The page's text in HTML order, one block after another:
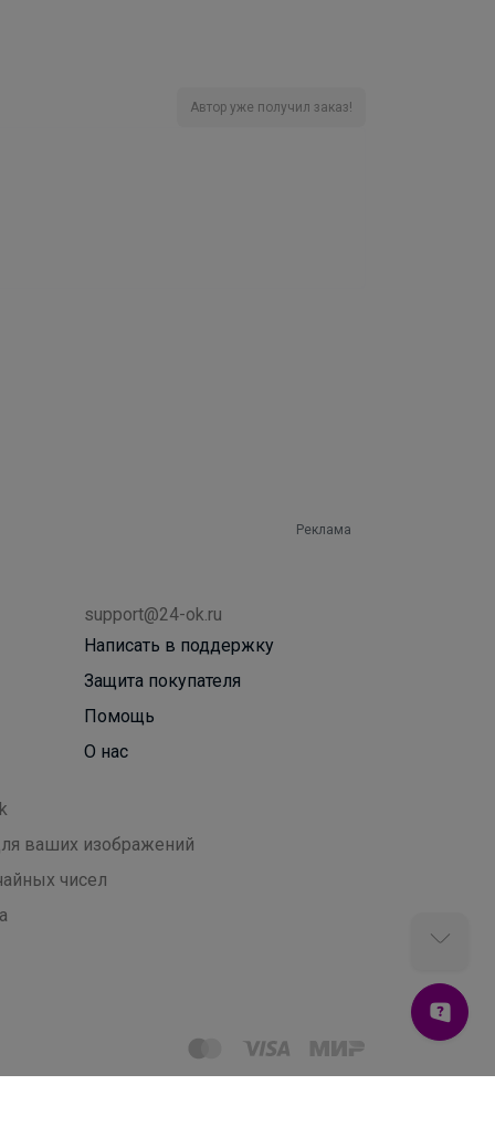
Автор уже получил заказ!
Реклама
support@24-ok.ru
Написать в поддержку
Защита покупателя
Помощь
О нас
ваших изображений
чисел